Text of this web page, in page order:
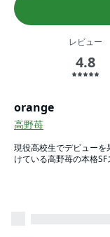
レビュー
4.8
orange
高野苺
現役高校生でデビュー
けている高野苺の本格